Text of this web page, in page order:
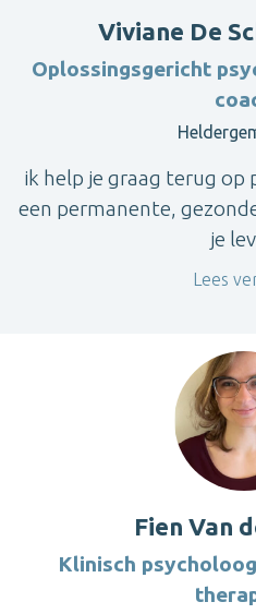
Viviane De
Oplossingsgericht
ik help je graag terug op
een permanente,
je
Lees
Fien Van
Klinisch